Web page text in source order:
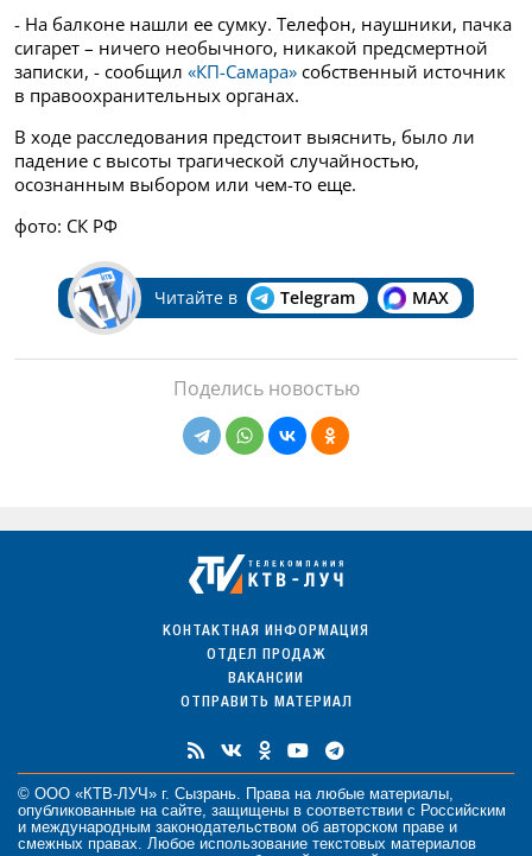
- На балконе нашли ее сумку. Телефон, наушники, пачка
сигарет – ничего необычного, никакой предсмертной
записки, - сообщил «КП-Самара» собственный источник
в правоохранительных органах.
В ходе расследования предстоит выяснить, было ли
падение с высоты трагической случайностью,
осознанным выбором или чем-то еще.
фото: СК РФ
Читайте в Telegram MAX
Поделись новостью
КОНТАКТНАЯ ИНФОРМАЦИЯ
ОТДЕЛ ПРОДАЖ
ВАКАНСИИ
ОТПРАВИТЬ МАТЕРИАЛ
© ООО «КТВ-ЛУЧ» г. Сызрань. Права на любые материалы
опубликованные на сайте, защищены в соответствии с Российским
и международным законодательством об авторском праве и
смежных правах. Любое использование текстовых материалов